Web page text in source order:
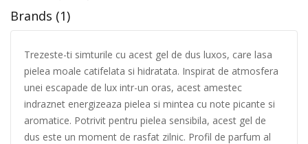
Brands (1)
Trezeste-ti simturile cu acest gel de dus luxos, care lasa
pielea moale catifelata si hidratata. Inspirat de atmosfera
unei escapade de lux intr-un oras, acest amestec
indraznet energizeaza pielea si mintea cu note picante si
aromatice. Potrivit pentru pielea sensibila, acest gel de
dus este un moment de rasfat zilnic. Profil de parfum al